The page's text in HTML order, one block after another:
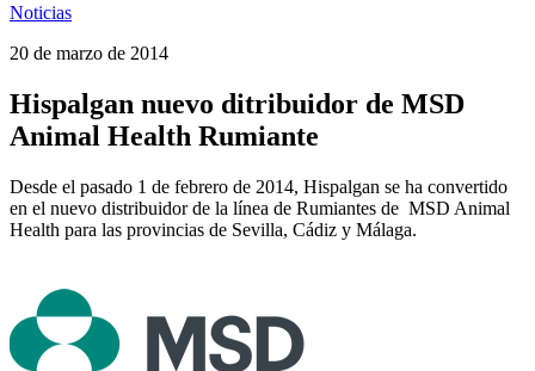
Noticias
20 de marzo de 2014
Hispalgan nuevo ditribuidor de MSD
Animal Health Rumiante
Desde el pasado 1 de febrero de 2014, Hispalgan se ha convertido
en el nuevo distribuidor de la línea de Rumiantes de MSD Animal
Health para las provincias de Sevilla, Cádiz y Málaga.